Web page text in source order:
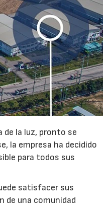
de la luz, pronto se
la empresa ha decidido
para todos sus
satisfacer sus
de una comunidad